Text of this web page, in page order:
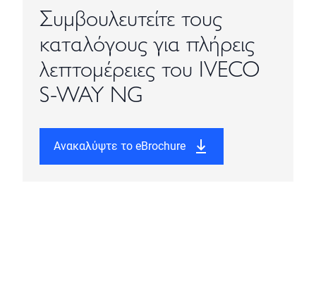
Συμβουλευτείτε τους
καταλόγους για πλήρεις
λεπτομέρειες του IVECO
S-WAY NG
Ανακαλύψτε το eBrochure